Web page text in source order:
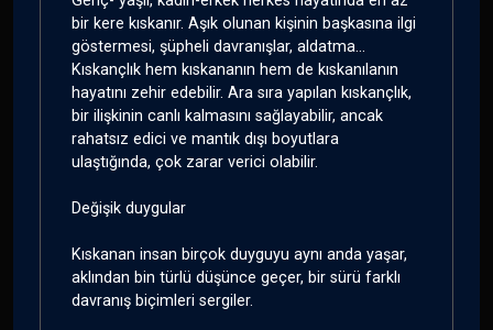
bir kere kıskanır. Aşık olunan kişinin başkasına ilgi
göstermesi, şüpheli davranışlar, aldatma...
Kıskançlık hem kıskananın hem de kıskanılanın
hayatını zehir edebilir. Ara sıra yapılan kıskançlık,
bir ilişkinin canlı kalmasını sağlayabilir, ancak
rahatsız edici ve mantık dışı boyutlara
ulaştığında, çok zarar verici olabilir.
Değişik duygular
Kıskanan insan birçok duyguyu aynı anda yaşar,
aklından bin türlü düşünce geçer, bir sürü farklı
davranış biçimleri sergiler.